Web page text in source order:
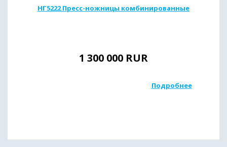
НГ5222 Пресс-ножницы комбинированные
1 300 000 RUR
Подробнее